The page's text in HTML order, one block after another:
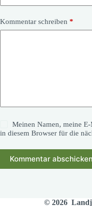
Kommentar schreiben *
Meinen Namen, meine
in diesem Browser für die
Kommentar abschicken
© 2026